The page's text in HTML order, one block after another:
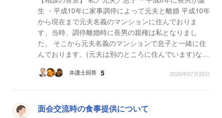
生 ・平成10年に家事調停によって元夫と離婚 平成10年
から現在まで元夫名義のマンションに住んでおりま
す、当時、調停離婚時に長男の親権は私となりまし
た。 そこから元夫名義のマンションで息子と一緒に住
んでおります。(元夫は別のところに住んでいます)なぜ
弁護士回答 5 2026年07月22日
面会交流時の食事提供について